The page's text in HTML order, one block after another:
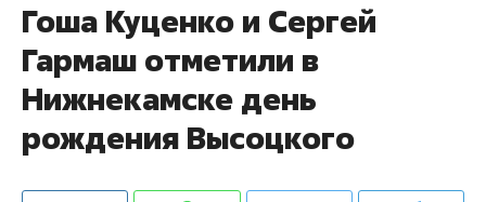
Гоша Куценко и Сергей
Гармаш отметили в
Нижнекамске день
рождения Высоцкого